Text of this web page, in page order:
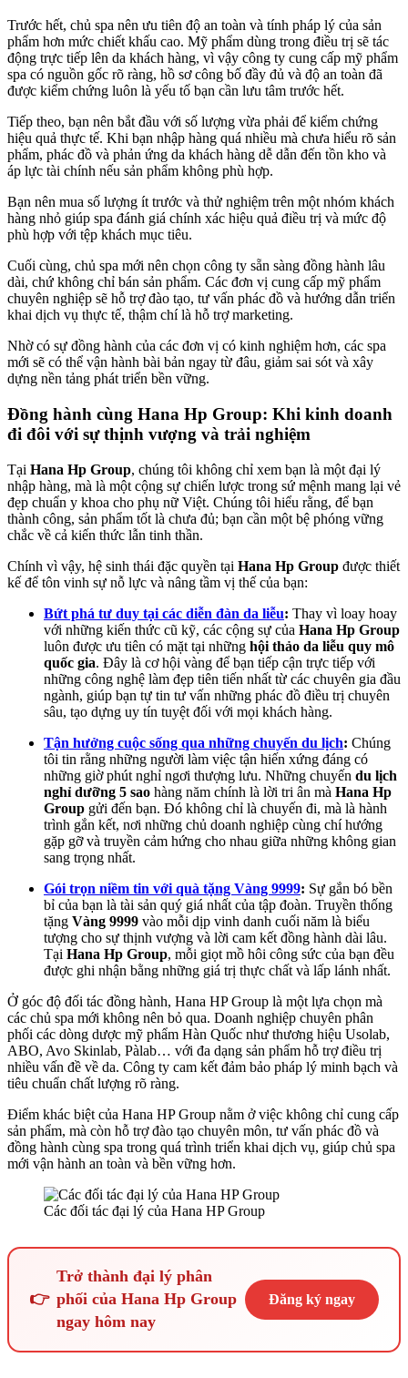
Trước hết, chủ spa nên ưu tiên độ an toàn và tính pháp lý của sản
phẩm hơn mức chiết khấu cao. Mỹ phẩm dùng trong điều trị sẽ tác
động trực tiếp lên da khách hàng, vì vậy công ty cung cấp mỹ phẩm
spa có nguồn gốc rõ ràng, hồ sơ công bố đầy đủ và độ an toàn đã
được kiểm chứng luôn là yếu tố bạn cần lưu tâm trước hết.
Tiếp theo, bạn nên bắt đầu với số lượng vừa phải để kiểm chứng
hiệu quả thực tế. Khi bạn nhập hàng quá nhiều mà chưa hiểu rõ sản
phẩm, phác đồ và phản ứng da khách hàng dễ dẫn đến tồn kho và
áp lực tài chính nếu sản phẩm không phù hợp.
Bạn nên mua số lượng ít trước và thử nghiệm trên một nhóm khách
hàng nhỏ giúp spa đánh giá chính xác hiệu quả điều trị và mức độ
phù hợp với tệp khách mục tiêu.
Cuối cùng, chủ spa mới nên chọn công ty sẵn sàng đồng hành lâu
dài, chứ không chỉ bán sản phẩm. Các đơn vị cung cấp mỹ phẩm
chuyên nghiệp sẽ hỗ trợ đào tạo, tư vấn phác đồ và hướng dẫn triển
khai dịch vụ thực tế, thậm chí là hỗ trợ marketing.
Nhờ có sự đồng hành của các đơn vị có kinh nghiệm hơn, các spa
mới sẽ có thể vận hành bài bản ngay từ đâu, giảm sai sót và xây
dựng nền tảng phát triển bền vững.
Đồng hành cùng Hana Hp Group: Khi kinh doanh
đi đôi với sự thịnh vượng và trải nghiệm
Tại Hana Hp Group, chúng tôi không chỉ xem bạn là một đại lý
nhập hàng, mà là một cộng sự chiến lược trong sứ mệnh mang lại vẻ
đẹp chuẩn y khoa cho phụ nữ Việt. Chúng tôi hiểu rằng, để bạn
thành công, sản phẩm tốt là chưa đủ; bạn cần một bệ phóng vững
chắc về cả kiến thức lẫn tinh thần.
Chính vì vậy, hệ sinh thái đặc quyền tại Hana Hp Group được thiết
kế để tôn vinh sự nỗ lực và nâng tầm vị thế của bạn:
Bứt phá tư duy tại các diễn đàn da liễu: Thay vì loay hoay
với những kiến thức cũ kỹ, các cộng sự của Hana Hp Group
luôn được ưu tiên có mặt tại những hội thảo da liễu quy mô
quốc gia. Đây là cơ hội vàng để bạn tiếp cận trực tiếp với
những công nghệ làm đẹp tiên tiến nhất từ các chuyên gia đầu
ngành, giúp bạn tự tin tư vấn những phác đồ điều trị chuyên
sâu, tạo dựng uy tín tuyệt đối với mọi khách hàng.
Tận hưởng cuộc sống qua những chuyến du lịch: Chúng
tôi tin rằng những người làm việc tận hiến xứng đáng có
những giờ phút nghỉ ngơi thượng lưu. Những chuyến du lịch
nghỉ dưỡng 5 sao hàng năm chính là lời tri ân mà Hana Hp
Group gửi đến bạn. Đó không chỉ là chuyến đi, mà là hành
trình gắn kết, nơi những chủ doanh nghiệp cùng chí hướng
gặp gỡ và truyền cảm hứng cho nhau giữa những không gian
sang trọng nhất.
Gói trọn niềm tin với quà tặng Vàng 9999: Sự gắn bó bền
bỉ của bạn là tài sản quý giá nhất của tập đoàn. Truyền thống
tặng Vàng 9999 vào mỗi dịp vinh danh cuối năm là biểu
tượng cho sự thịnh vượng và lời cam kết đồng hành dài lâu.
Tại Hana Hp Group, mỗi giọt mồ hôi công sức của bạn đều
được ghi nhận bằng những giá trị thực chất và lấp lánh nhất.
Ở góc độ đối tác đồng hành, Hana HP Group là một lựa chọn mà
các chủ spa mới không nên bỏ qua. Doanh nghiệp chuyên phân
phối các dòng dược mỹ phẩm Hàn Quốc như thương hiệu Usolab,
ABO, Avo Skinlab, Pàlab… với đa dạng sản phẩm hỗ trợ điều trị
nhiều vấn đề về da. Công ty cam kết đảm bảo pháp lý minh bạch và
tiêu chuẩn chất lượng rõ ràng.
Điểm khác biệt của Hana HP Group nằm ở việc không chỉ cung cấp
sản phẩm, mà còn hỗ trợ đào tạo chuyên môn, tư vấn phác đồ và
đồng hành cùng spa trong quá trình triển khai dịch vụ, giúp chủ spa
mới vận hành an toàn và bền vững hơn.
Các đối tác đại lý của Hana HP Group
👉
Trở thành đại lý phân
phối của Hana Hp Group
ngay hôm nay
Đăng ký ngay